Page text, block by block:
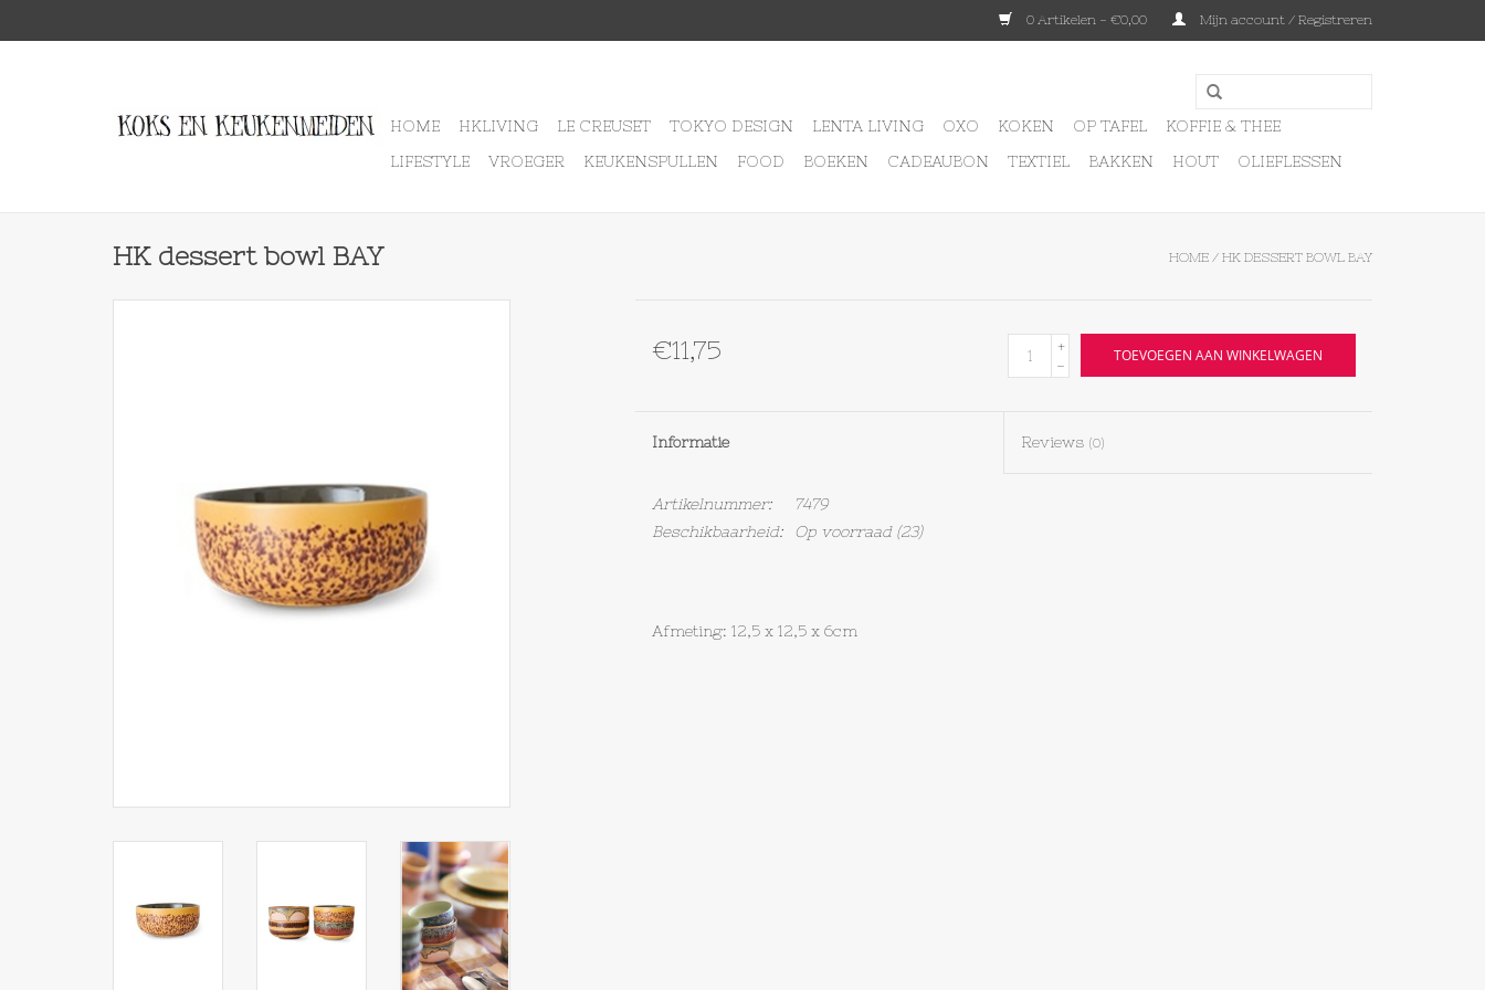
0 Artikelen - €0,00 Mijn account / Registreren
HOME HKLIVING LE CREUSET TOKYO DESIGN LENTA LIVING OXO KOKEN OP TAFEL
KOFFIE & THEE
LIFESTYLE
VROEGER KEUKENSPULLEN FOOD BOEKEN CADEAUBON TEXTIEL BAKKEN HOUT OLIEFLESSEN
HK dessert bowl BAY HOME / HK DESSERT BOWL BAY
€11,75
+
-
TOEVOEGEN AAN WINKELWAGEN
Informatie Reviews (0)
Artikelnummer:
7479
Beschikbaarheid:
Op voorraad(23)
Afmeting: 12,5 x 12,5 x 6cm